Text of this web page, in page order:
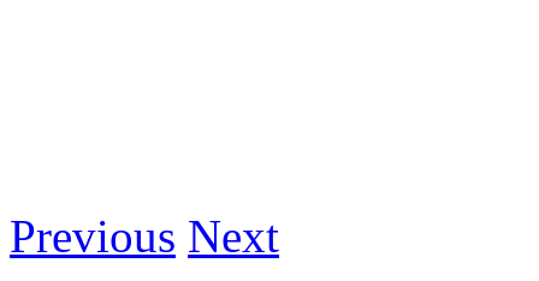
Previous Next